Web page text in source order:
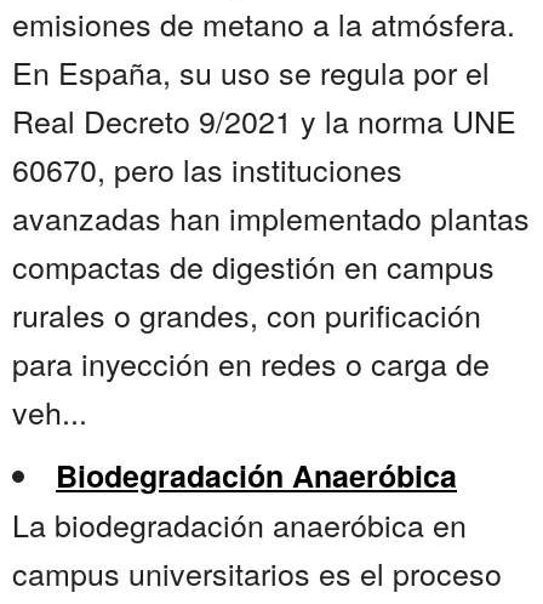
emisiones de metano a la atmósfera.
En España, su uso se regula por el
Real Decreto 9/2021 y la norma UNE
60670, pero las instituciones
avanzadas han implementado plantas
compactas de digestión en campus
rurales o grandes, con purificación
para inyección en redes o carga de
veh...
Biodegradación Anaeróbica
La biodegradación anaeróbica en
campus universitarios es el proceso